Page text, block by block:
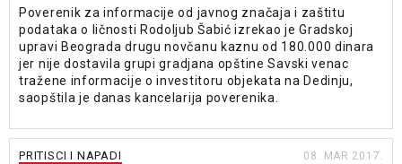
Poverenik za informacije od javnog značaja i zaštitu
podataka o ličnosti Rodoljub Šabić izrekao je Gradskoj
upravi Beograda drugu novčanu kaznu od 180.000 dinara
jer nije dostavila grupi gradjana opštine Savski venac
tražene informacije o investitoru objekata na Dedinju,
saopštila je danas kancelarija poverenika.
PRITISCI I NAPADI 08. MAR 2017.